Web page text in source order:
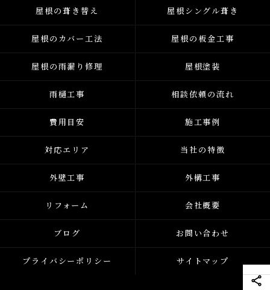
屋根の葺き替え 屋根シングル葺き
屋根のカバー工法 屋根の板金工事
屋根の雨漏り修理 屋根塗装
雨樋工事 相談依頼の流れ
費用目安 施工事例
対応エリア 当社の特徴
外壁工事 外構工事
リフォーム 会社概要
ブログ お問い合わせ
プライバシーポリシー サイトマップ